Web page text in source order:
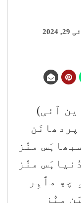
2024
(یو این آئی)
منٛز
منٛز
چھِ مٲہِر
منٛز